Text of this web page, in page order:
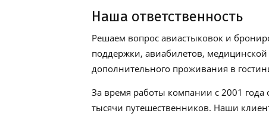
Наша ответственность
Решаем вопрос авиастыковок и
поддержки, авиабилетов, медицинской
дополнительного проживания в
За время работы компании с 2001 года
тысячи путешественников. Наши